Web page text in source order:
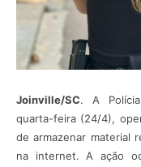
Joinville/SC. A
quarta-feira (24/4),
de armazenar material
na internet. A ação